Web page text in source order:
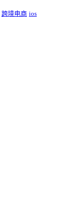
跨境电商 ios